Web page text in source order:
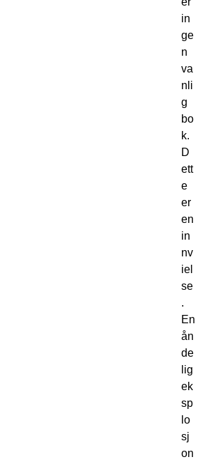
in
ge
n
va
nli
g
bo
k.
D
ett
e
er
en
in
nv
iel
se
.
En
ån
de
lig
ek
sp
lo
sj
on